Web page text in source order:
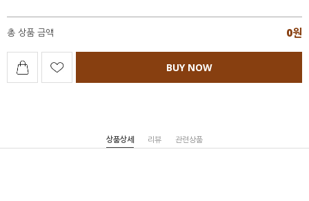
총 상품 금액 0원
BUY NOW
상품상세 리뷰 관련상품